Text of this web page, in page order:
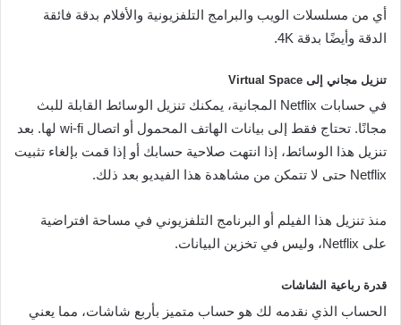
أي من مسلسلات الويب والبرامج التلفزيونية والأفلام بدقة فائقة
الدقة وأيضًا بدقة 4K.
تنزيل مجاني إلى Virtual Space
في حسابات Netflix المجانية، يمكنك تنزيل الوسائط القابلة للبث
مجانًا. تحتاج فقط إلى بيانات الهاتف المحمول أو اتصال wi-fi لها. بعد
تنزيل هذا الوسائط، إذا انتهت صلاحية حسابك أو إذا قمت بإلغاء تثبيت
Netflix حتى لا تتمكن من مشاهدة هذا الفيديو بعد ذلك.
منذ تنزيل هذا الفيلم أو البرنامج التلفزيوني في مساحة افتراضية
على Netflix، وليس في تخزين البيانات.
قدرة رباعية الشاشات
الحساب الذي نقدمه لك هو حساب متميز بأربع شاشات، مما يعني